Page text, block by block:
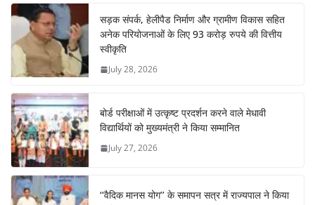
सड़क संपर्क, हेलीपैड निर्माण और ग्रामीण विकास सहित
अनेक परियोजनाओं के लिए 93 करोड़ रुपये की वित्तीय
स्वीकृति
July 28, 2026
बोर्ड परीक्षाओं में उत्कृष्ट प्रदर्शन करने वाले मेधावी
विद्यार्थियों को मुख्यमंत्री ने किया सम्मानित
July 27, 2026
‘‘वैदिक मानस योग’’ के समापन सत्र में राज्यपाल ने किया